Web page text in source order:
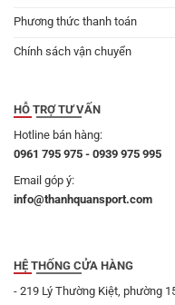
Phương thức thanh toán
Chính sách vận chuyển
HỖ TRỢ TƯ VẤN
Hotline bán hàng:
0961 795 975 - 0939 975 995
Email góp ý:
info@thanhquansport.com
HỆ THỐNG CỬA HÀNG
- 219 Lý Thường Kiệt, phường